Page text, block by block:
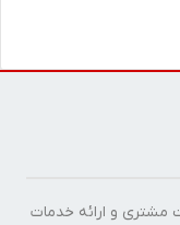
مشتری و ارائه خدمات